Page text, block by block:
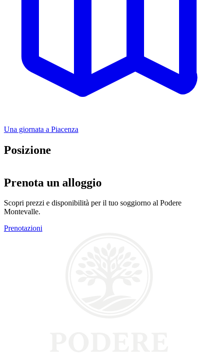
Una giornata a Piacenza
Posizione
+
Prenota un alloggio
Scopri prezzi e disponibilità per il tuo soggiorno al Podere
Montevalle.
Prenotazioni